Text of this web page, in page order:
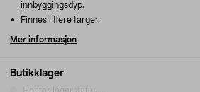
Butikklager
innbyggingsdyp.
Finnes i flere farger.
Mer informasjon